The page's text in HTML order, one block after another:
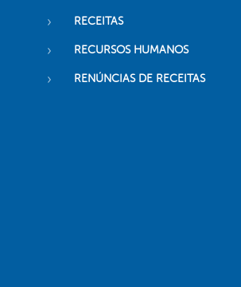
RECEITAS
RECURSOS HUMANOS
RENÚNCIAS DE RECEITAS